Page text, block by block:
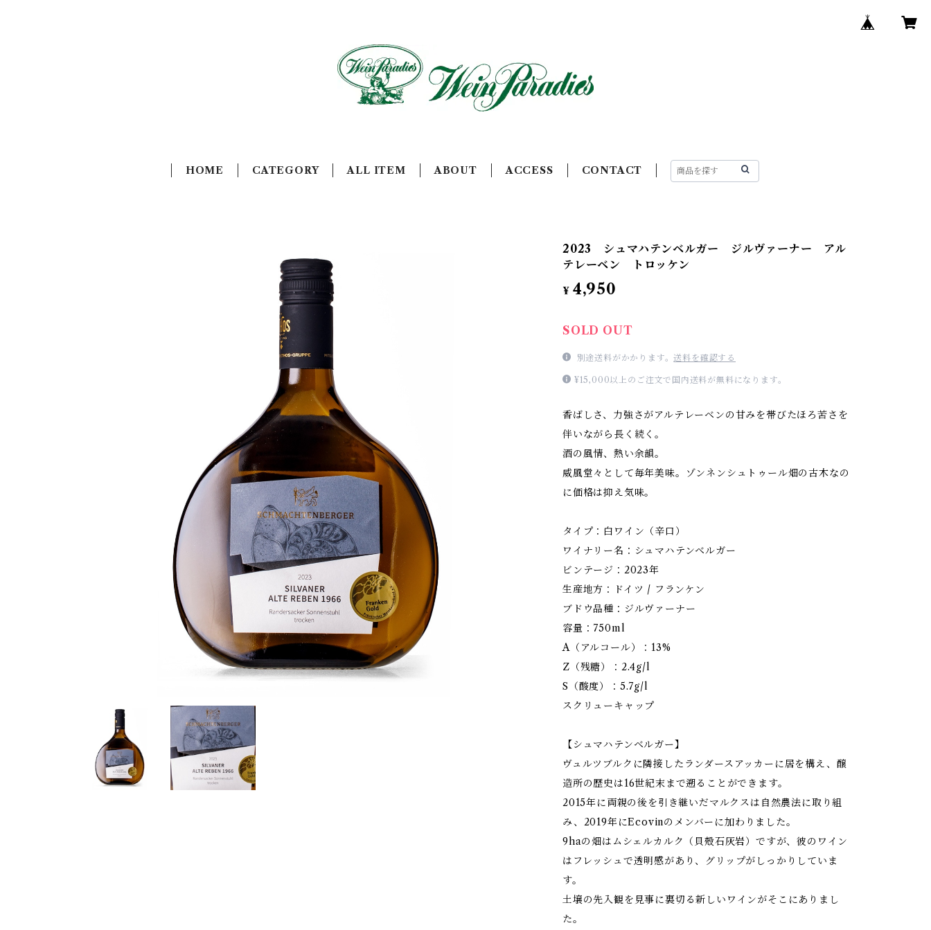
HOME CATEGORY ALL ITEM ABOUT ACCESS CONTACT
2023 シュマハテンベルガー ジルヴァーナー アル
テレーベン トロッケン
¥ 4,950
SOLD OUT
別途送料がかかります。送料を確認する
¥15,000以上のご注文で国内送料が無料になります。
香ばしさ、力強さがアルテレーベンの甘みを帯びたほろ苦さを
伴いながら長く続く。
酒の風情、熱い余韻。
威風堂々として毎年美味。ゾンネンシュトゥール畑の古木なの
に価格は抑え気味。
タイプ：白ワイン（辛口）
ワイナリー名：シュマハテンベルガー
ビンテージ：2023年
生産地方：ドイツ / フランケン
ブドウ品種：ジルヴァーナー
容量：750ml
A（アルコール）：13%
Z（残糖）：2.4g/l
S（酸度）：5.7g/l
スクリューキャップ
【シュマハテンベルガー】
ヴュルツブルクに隣接したランダースアッカーに居を構え、醸
造所の歴史は16世紀末まで遡ることができます。
2015年に両親の後を引き継いだマルクスは自然農法に取り組
み、2019年にEcovinのメンバーに加わりました。
9haの畑はムシェルカルク（貝殻石灰岩）ですが、彼のワイン
はフレッシュで透明感があり、グリップがしっかりしていま
す。
土壌の先入観を見事に裏切る新しいワインがそこにありまし
た。